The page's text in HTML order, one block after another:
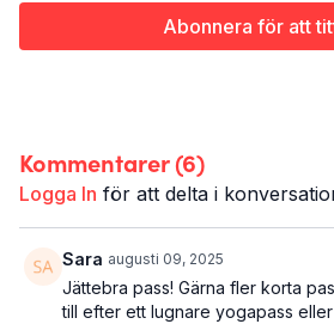
Bål (bara ryggen!)Abonnera för att
Kommentarer (6)
Logga In för att delta i
Sara augusti 09, 2025
Jättebra pass! Gärna fler korta
till efter ett lugnare yogapass